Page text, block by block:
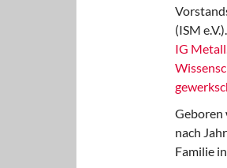
(ISM
IG Metall
Geboren
nach
Familie